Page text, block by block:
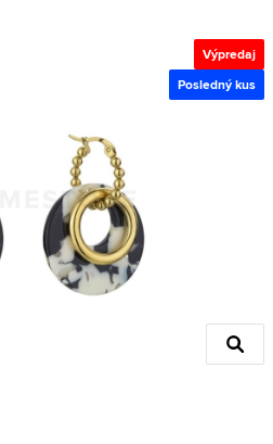
Výpredaj
Posledný kus